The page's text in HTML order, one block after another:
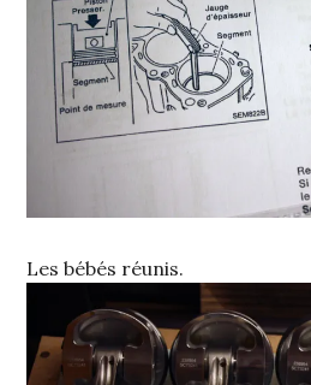
Les bébés réunis.